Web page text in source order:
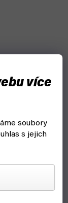
více
soubory
s jejich